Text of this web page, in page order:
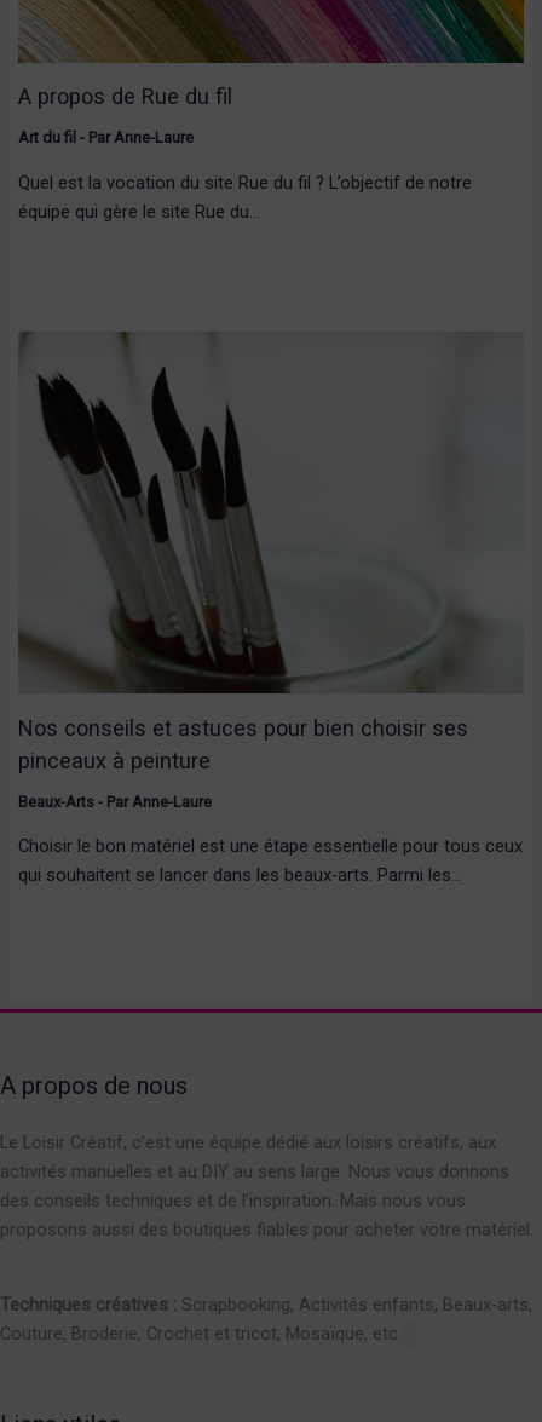
A propos de Rue du fil
Art du fil - ParAnne-Laure
Quel est la vocation du site Rue du fil ? L’objectif de notre
équipe qui gère le site Rue du…
Nos conseils et astuces pour bien choisir ses
pinceaux à peinture
Beaux-Arts- Par Anne-Laure
Choisir le bon matériel est une étape essentielle pour tous ceux
qui souhaitent se lancer dans les beaux-arts. Parmi les…
A propos de nous
Le Loisir Créatif, c’est une équipe dédié aux loisirs créatifs, aux
activités manuelles et au DIY au sens large. Nous vous donnons
des conseils techniques et de l’inspiration. Mais nous vous
proposons aussi des boutiques fiables pour acheter votre matériel.
Techniques créatives : Scrapbooking, Activités enfants, Beaux-arts,
Couture, Broderie, Crochet et tricot, Mosaïque, etc.